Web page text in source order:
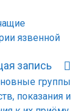
язвенной
запись
группы
показания и